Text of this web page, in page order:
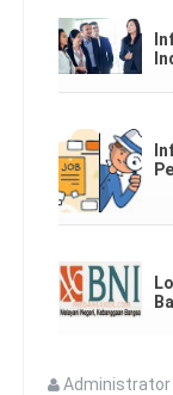
Administrator